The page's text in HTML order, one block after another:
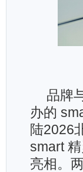
品牌
办的
陆2026
smart
亮相。